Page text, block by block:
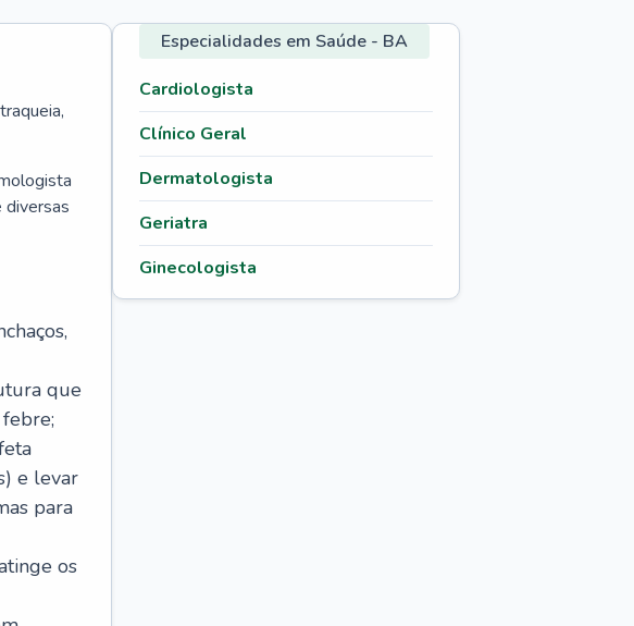
diversas
que
e levar
para
os
Especialidades em Saúde - BA
Cardiologista
Clínico Geral
Dermatologista
Geriatra
Ginecologista